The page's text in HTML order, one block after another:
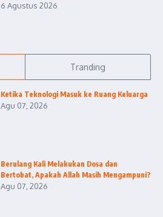
6 Agustus 2026
Tranding
Ketika Teknologi Masuk ke Ruang Keluarga
Agu 07, 2026
Berulang Kali Melakukan Dosa dan
Bertobat, Apakah Allah Masih Mengampuni?
Agu 07, 2026